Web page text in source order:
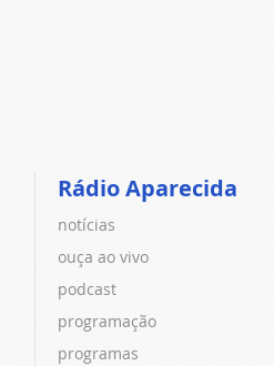
Rádio Aparecida
notícias
ouça ao vivo
podcast
programação
programas